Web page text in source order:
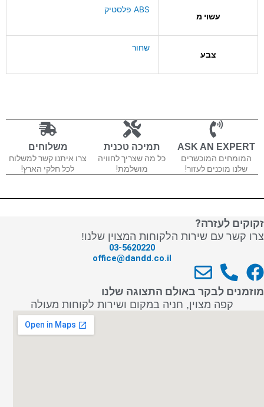
עשוי מ
ABS פלסטיק
צבע
שחור
ASK AN EXPERT
המומחים המוכשרים
שלנו מוכנים לעזור!
תמיכה טכנית
כל מה שצריך לחוויה
מושלמת!
משלוחים
צרו איתנו קשר למשלוח
לכל חלקי הארץ!
זקוקים לעזרה?
צרו קשר עם שירות הלקוחות המצוין שלנו!
03-5620220
office@dandd.co.il
F
a
P
h
o
E
n
v
מוזמנים לבקר באולם התצוגה שלנו
קפה מצוין, חניה במקום ושירות לקוחות מעולה